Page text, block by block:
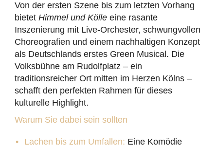
Von der ersten Szene bis zum letzten Vorhang
bietet Himmel und Kölle eine rasante
Inszenierung mit Live-Orchester, schwungvollen
Choreografien und einem nachhaltigen Konzept
als Deutschlands erstes Green Musical. Die
Volksbühne am Rudolfplatz – ein
traditionsreicher Ort mitten im Herzen Kölns –
schafft den perfekten Rahmen für dieses
kulturelle Highlight.
Warum Sie dabei sein sollten
Lachen bis zum Umfallen: Eine Komödie